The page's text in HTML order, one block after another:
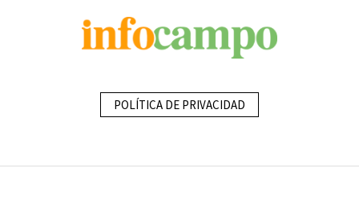
POLÍTICA DE PRIVACIDAD